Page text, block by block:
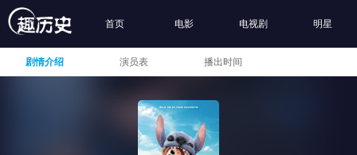
首页 电影 电视剧 明星
剧情介绍 演员表 播出时间